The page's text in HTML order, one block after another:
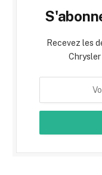
Recevez les